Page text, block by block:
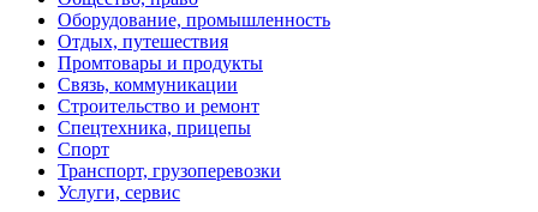
Оборудование, промышленность
Отдых, путешествия
Промтовары и продукты
Связь, коммуникации
Строительство и ремонт
Спецтехника, прицепы
Спорт
Транспорт, грузоперевозки
Услуги, сервис